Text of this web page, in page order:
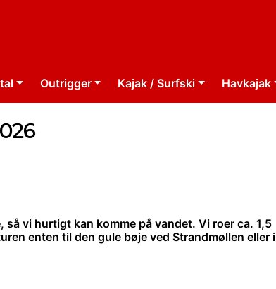
Outrigger Kajak / Surfski Havkajak
vi hurtigt kan komme på vandet. Vi roer ca. 1,5
enten til den gule bøje ved Strandmøllen eller i